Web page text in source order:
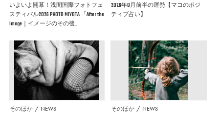
いよいよ開幕！浅間国際フォトフェ
スティバル2026 PHOTO MIYOTA 「After the
Image｜イメージのその後」
2026年8月前半の運勢【マコのポジ
ティブ占い】
そのほか NEWS そのほか NEWS